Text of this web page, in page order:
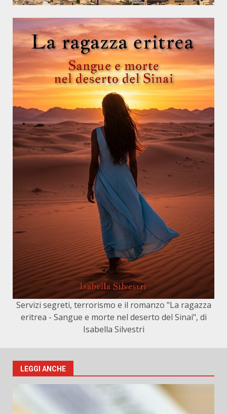
Servizi segreti, terrorismo e il romanzo "La ragazza
eritrea - Sangue e morte nel deserto del Sinai", di
Isabella Silvestri
LEGGI ANCHE